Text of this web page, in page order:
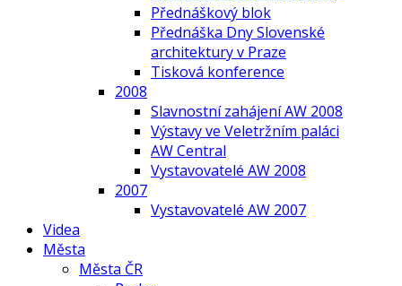
Přednáškový blok
Přednáška Dny Slovenské
architektury v Praze
Tisková konference
2008
Slavnostní zahájení AW 2008
Výstavy ve Veletržním paláci
AW Central
Vystavovatelé AW 2008
2007
Vystavovatelé AW 2007
Videa
Města
Města ČR